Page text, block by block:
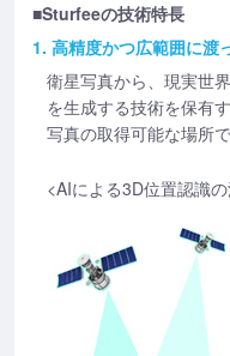
■Sturfeeの技術特長
1. 高精度かつ広範囲に渡
衛星写真から、現実世
を生成する技術を保有
写真の取得可能な場所
<AIによる3D位置認識